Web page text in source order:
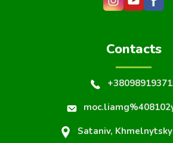
Contacts
Sataniv,